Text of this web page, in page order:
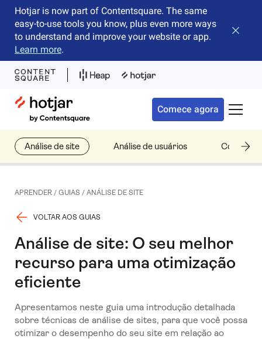
Hotjar is now part of Contentsquare. The same
easy-to-use tools you know, plus even more ways
to understand and improve your website or app.
Learn more.
Fechar
Hotjar Logo
Comece agora
Análise de site Análise de usuários Como
APRENDER/ GUIAS / ANÁLISE DE SITE
VOLTAR AOS GUIAS
Análise de site: O seu melhor
recurso para uma otimização
eficiente
Apresentamos neste guia uma introdução detalhada
sobre técnicas de análise de sites, para que você possa
otimizar o desempenho do seu site em relação ao